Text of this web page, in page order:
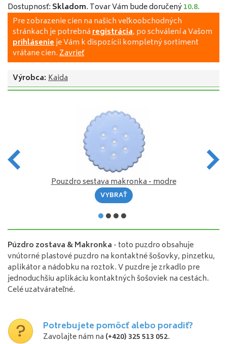
Dostupnosť: Skladom. Tovar Vám bude doručený10.8.
Pre zobrazenie cien na našich veľkoobchodných
stránkach je potrebnáregistrácia, po schválení a Vašom
prihlásenieje Vám k dispozícii kompletný sortiment
vrátane cien.Zavrieť
Výrobca: Kaida
Pouzdro sestava makronka - modre
VYBRAŤ
Púzdro zostava & Makronka - toto puzdro obsahuje
vnútorné plastové puzdro na kontaktné šošovky, pinzetku,
aplikátor a nádobku na roztok. V puzdre je zrkadlo pre
jednoduchšiu aplikáciu kontaktných šošoviek na cestách.
Celé uzatvárateľné.
Potrebujete pomôcť alebo poradiť?
Zavolajte nám na (+420) 325 513 052.